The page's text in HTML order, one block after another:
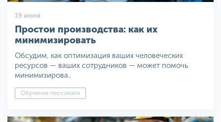
19 июня
Простои производства: как их
минимизировать
Обсудим, как оптимизация ваших человеческих
ресурсов — ваших сотрудников — может помочь
минимизирова..
Обучение персонала